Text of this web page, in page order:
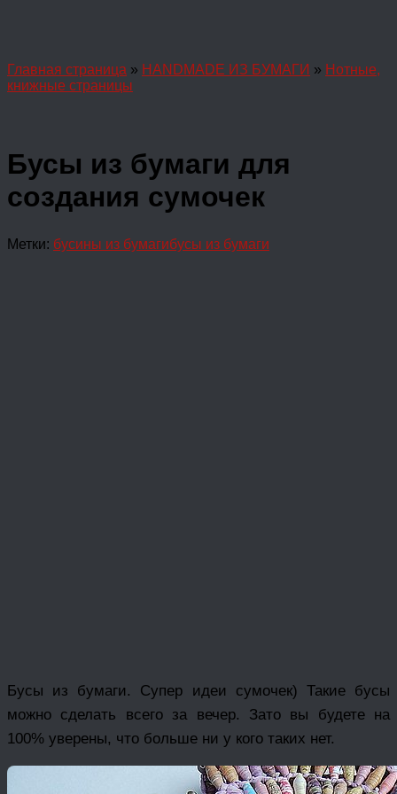
Главная страница » HANDMADE ИЗ БУМАГИ » Нотные,
книжные страницы
Бусы из бумаги для
создания сумочек
Метки: бусины из бумагибусы из бумаги
Бусы из бумаги. Супер идеи сумочек) Такие бусы
можно сделать всего за вечер. Зато вы будете на
100% уверены, что больше ни у кого таких нет.